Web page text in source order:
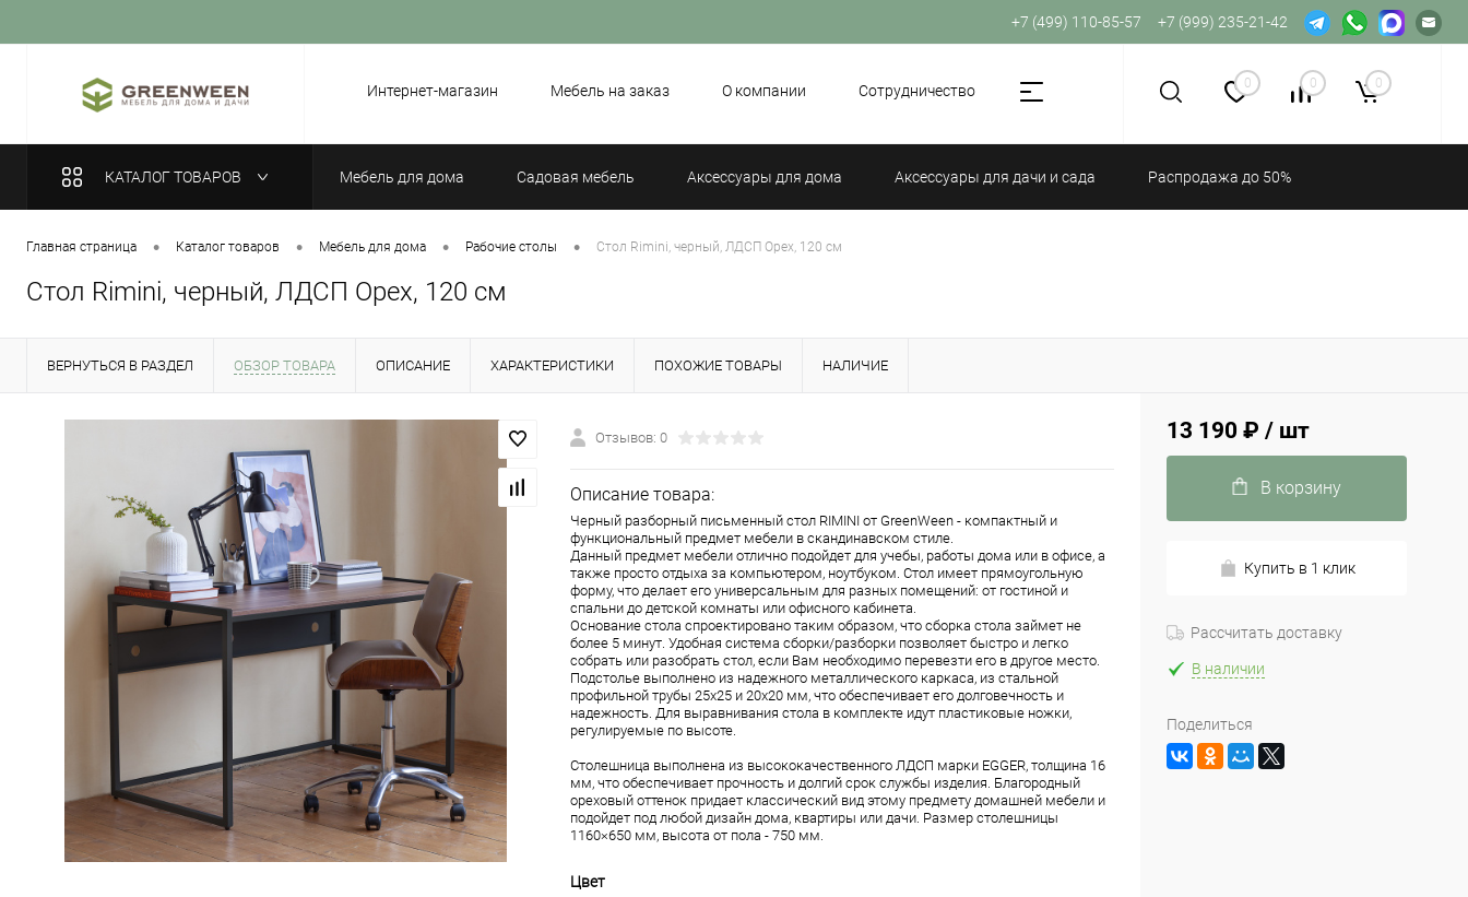
+7 (499) 110-85-57 +7 (999) 235-21-42
Интернет-магазин
Мебель на заказ О компании Сотрудничество 0 0 0
КАТАЛОГ ТОВАРОВ Мебель для дома Садовая мебель Аксессуары для дома Аксессуары для дачи и сада Распродажа до 50%
Главная страница • Каталог товаров • Мебель для дома • Рабочие столы • Стол Rimini, черный, ЛДСП Орех, 120 см
Стол Rimini, черный, ЛДСП Орех, 120 см
ВЕРНУТЬСЯ В РАЗДЕЛ ОБЗОР ТОВАРА ОПИСАНИЕ ХАРАКТЕРИСТИКИ ПОХОЖИЕ ТОВАРЫ НАЛИЧИЕ
Отзывов: 0
Описание товара:
Черный разборный письменный стол RIMINI от GreenWeen - компактный и
функциональный предмет мебели в скандинавском стиле.
Данный предмет мебели отлично подойдет для учебы, работы дома или в офисе, а
также просто отдыха за компьютером, ноутбуком. Стол имеет прямоугольную
форму, что делает его универсальным для разных помещений: от гостиной и
спальни до детской комнаты или офисного кабинета.
Основание стола спроектировано таким образом, что сборка стола займет не
более 5 минут. Удобная система сборки/разборки позволяет быстро и легко
собрать или разобрать стол, если Вам необходимо перевезти его в другое место.
Подстолье выполнено из надежного металлического каркаса, из стальной
профильной трубы 25х25 и 20х20 мм, что обеспечивает его долговечность и
надежность. Для выравнивания стола в комплекте идут пластиковые ножки,
регулируемые по высоте.
Столешница выполнена из высококачественного ЛДСП марки EGGER, толщина 16
мм, что обеспечивает прочность и долгий срок службы изделия. Благородный
ореховый оттенок придает классический вид этому предмету домашней мебели и
подойдет под любой дизайн дома, квартиры или дачи. Размер столешницы
1160×650 мм, высота от пола - 750 мм.
Цвет
13 190 ₽ / шт
В корзину
Купить в 1 клик
Рассчитать доставку
В наличии
Поделиться